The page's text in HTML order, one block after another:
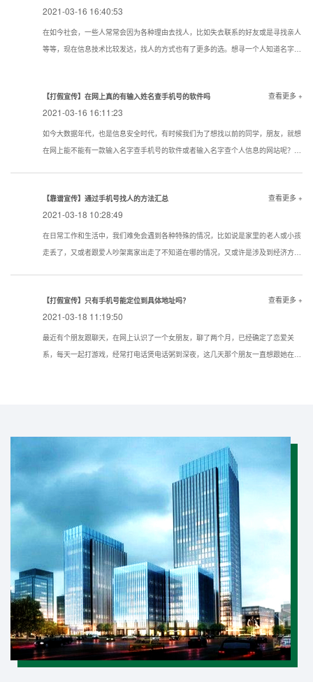
2021-03-16 16:40:53
在如今社会，一些人常常会因为各种理由去找人，比如失去联系的好友或是寻找亲人
等等，现在信息技术比较发达，找人的方式也有了更多的选。想寻一个人知道名字该
【打假宣传】在网上真的有输入姓名查手机号的软件吗
2021-03-16 16:11:23
查看更多 +
如今大数据年代，也是信息安全时代，有时候我们为了想找以前的同学，朋友，就想
在网上能不能有一款输入名字查手机号的软件或者输入名字查个人信息的网站呢？答
【靠谱宣传】通过手机号找人的方法汇总
2021-03-18 10:28:49
查看更多 +
在日常工作和生活中，我们难免会遇到各种特殊的情况，比如说是家里的老人或小孩
走丢了，又或者跟爱人吵架离家出走了不知道在哪的情况，又或许是涉及到经济方面
【打假宣传】只有手机号能定位到具体地址吗？
2021-03-18 11:19:50
查看更多 +
最近有个朋友跟聊天，在网上认识了一个女朋友，聊了两个月，已经确定了恋爱关
系，每天一起打游戏，经常打电话煲电话粥到深夜，这几天那个朋友一直想跟她在现